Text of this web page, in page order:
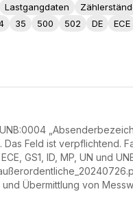
Lastgangdaten
35 500 502 DE
ECE
Feld ist verpflichtend.
GS1, ID, MP, UN und
Übermittlung von